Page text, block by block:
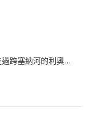
跨塞納河的利奧…